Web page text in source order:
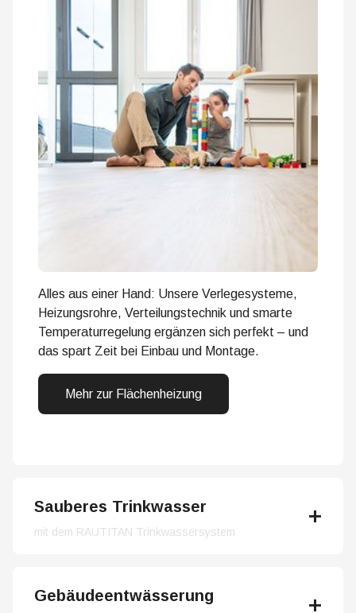
Alles aus einer Hand: Unsere Verlegesysteme,
Heizungsrohre, Verteilungstechnik und smarte
Temperaturregelung ergänzen sich perfekt – und
das spart Zeit bei Einbau und Montage.
Mehr zur Flächenheizung
Sauberes Trinkwasser
mit dem RAUTITAN Trinkwassersystem
Gebäudeentwässerung